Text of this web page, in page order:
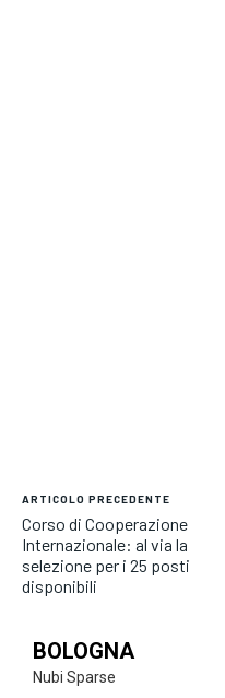
ARTICOLO PRECEDENTE
Corso di Cooperazione
Internazionale: al via la
selezione per i 25 posti
disponibili
BOLOGNA
Nubi Sparse